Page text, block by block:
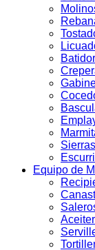
Equipo de